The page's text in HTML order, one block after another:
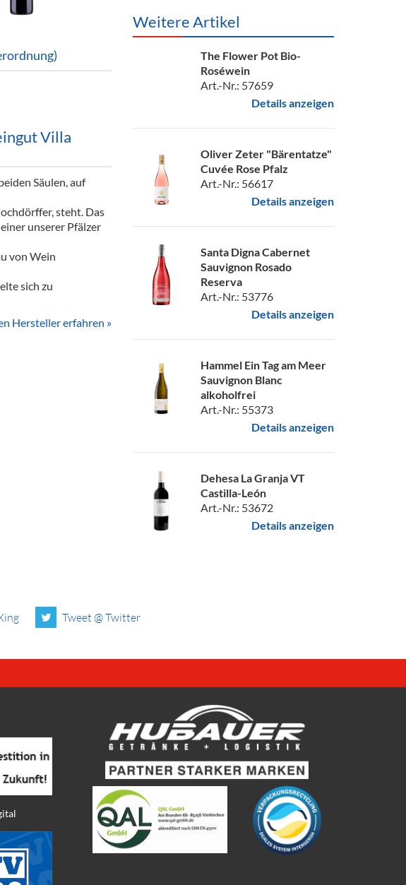
Villa
Säulen, auf
steht. Das
unserer Pfälzer
von Wein
sich zu
Hersteller erfahren »
Weitere Artikel
The Flower Pot Bio-
Roséwein
Art.-Nr.: 57659
Details anzeigen
Oliver Zeter "Bärentatze"
Cuvée Rose Pfalz
Art.-Nr.: 56617
Details anzeigen
Santa Digna Cabernet
Sauvignon Rosado
Reserva
Art.-Nr.: 53776
Details anzeigen
Hammel Ein Tag am Meer
Sauvignon Blanc
alkoholfrei
Art.-Nr.: 55373
Details anzeigen
Dehesa La Granja VT
Castilla-León
Art.-Nr.: 53672
Details anzeigen
Tweet @ Twitter